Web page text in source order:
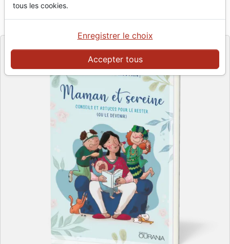
tous les cookies.
Accepter tous
Enregistrer le choix